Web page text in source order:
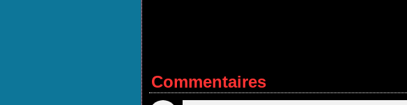
Commentaires